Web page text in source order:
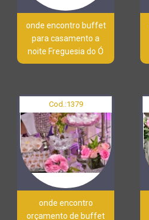
onde encontro buffet
para casamento a
noite Freguesia do Ó
Cod.:1379
onde encontro
orçamento de buffet